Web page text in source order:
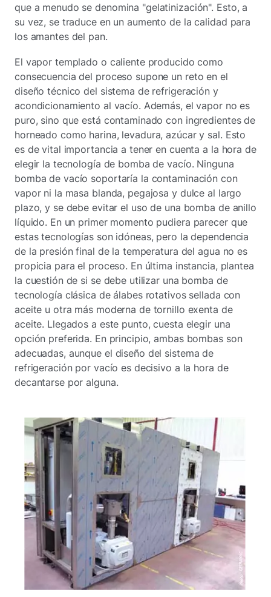
que a menudo se denomina "gelatinización". Esto, a
su vez, se traduce en un aumento de la calidad para
los amantes del pan.
El vapor templado o caliente producido como
consecuencia del proceso supone un reto en el
diseño técnico del sistema de refrigeración y
acondicionamiento al vacío. Además, el vapor no es
puro, sino que está contaminado con ingredientes de
horneado como harina, levadura, azúcar y sal. Esto
es de vital importancia a tener en cuenta a la hora de
elegir la tecnología de bomba de vacío. Ninguna
bomba de vacío soportaría la contaminación con
vapor ni la masa blanda, pegajosa y dulce al largo
plazo, y se debe evitar el uso de una bomba de anillo
líquido. En un primer momento pudiera parecer que
estas tecnologías son idóneas, pero la dependencia
de la presión final de la temperatura del agua no es
propicia para el proceso. En última instancia, plantea
la cuestión de si se debe utilizar una bomba de
tecnología clásica de álabes rotativos sellada con
aceite u otra más moderna de tornillo exenta de
aceite. Llegados a este punto, cuesta elegir una
opción preferida. En principio, ambas bombas son
adecuadas, aunque el diseño del sistema de
refrigeración por vacío es decisivo a la hora de
decantarse por alguna.